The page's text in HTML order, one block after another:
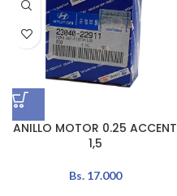
ANILLO MOTOR 0.25 ACCENT
1,5
Bs.17.000